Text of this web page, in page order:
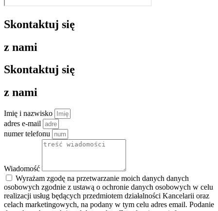
Skontaktuj się
z nami
Skontaktuj się
z nami
Imię i nazwisko
adres e-mail
numer telefonu
Wiadomość
Wyrażam zgodę na przetwarzanie moich danych danych
osobowych zgodnie z ustawą o ochronie danych osobowych w celu
realizacji usług będących przedmiotem działalności Kancelarii oraz
celach marketingowych, na podany w tym celu adres email. Podanie